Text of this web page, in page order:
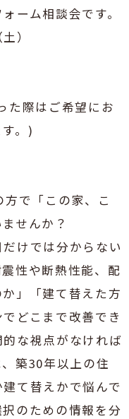
ーム相談会です。
）
た際はご希望にお
。)
で「この家、こ
せんか？
けでは分からない
性や断熱性能、配
」「建て替えた方
どこまで改善でき
な視点がなければ
築30年以上の住
て替えかで悩んで
のための情報を分